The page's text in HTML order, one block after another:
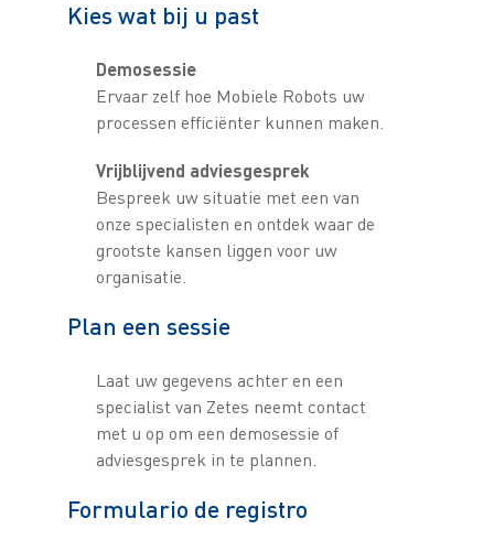
Kies wat bij u past
Demosessie
Ervaar zelf hoe Mobiele Robots uw
processen efficiënter kunnen maken.
Vrijblijvend adviesgesprek
Bespreek uw situatie met een van
onze specialisten en ontdek waar de
grootste kansen liggen voor uw
organisatie.
Plan een sessie
Laat uw gegevens achter en een
specialist van Zetes neemt contact
met u op om een demosessie of
adviesgesprek in te plannen.
Formulario de registro